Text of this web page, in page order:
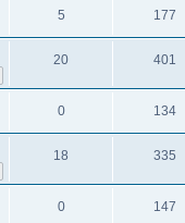
5 177
20 401
0 134
18 335
0 147